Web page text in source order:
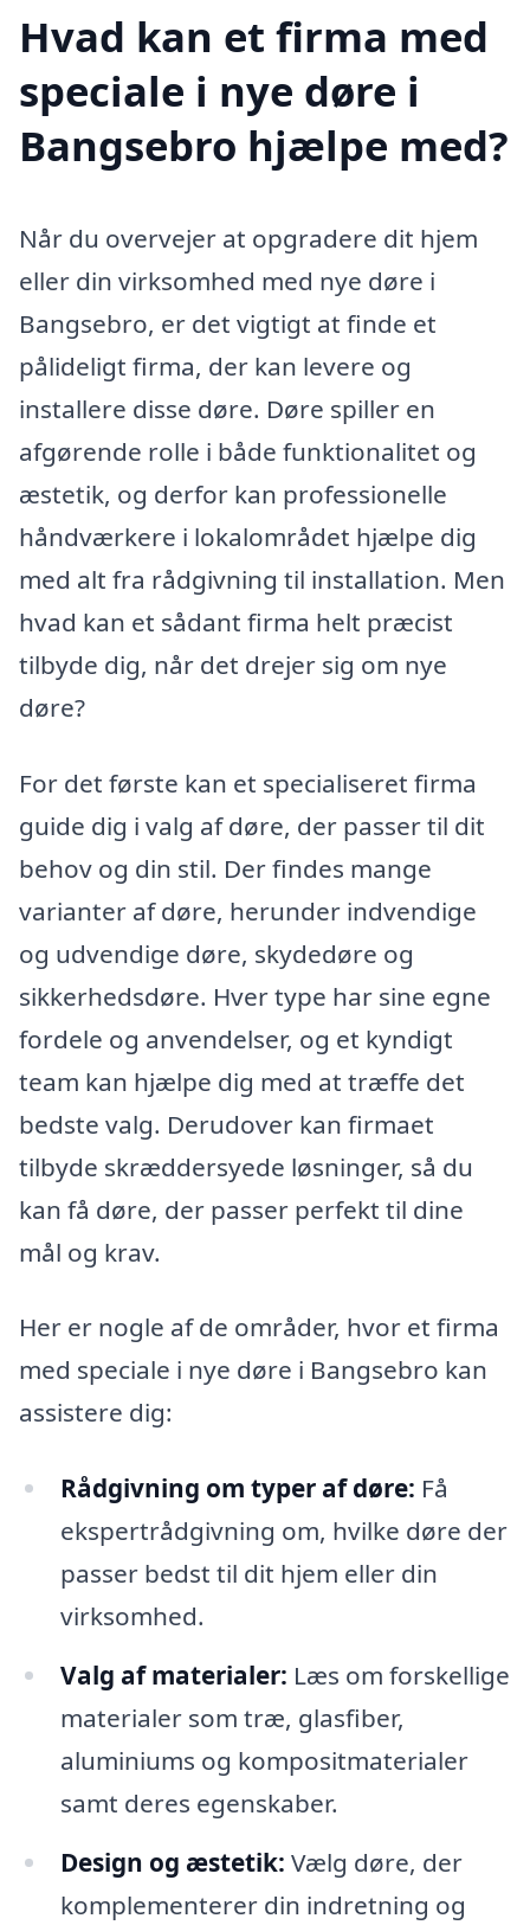
Hvad kan et firma med
speciale i nye døre i
Bangsebro hjælpe med?
Når du overvejer at opgradere dit hjem
eller din virksomhed med nye døre i
Bangsebro, er det vigtigt at finde et
pålideligt firma, der kan levere og
installere disse døre. Døre spiller en
afgørende rolle i både funktionalitet og
æstetik, og derfor kan professionelle
håndværkere i lokalområdet hjælpe dig
med alt fra rådgivning til installation. Men
hvad kan et sådant firma helt præcist
tilbyde dig, når det drejer sig om nye
døre?
For det første kan et specialiseret firma
guide dig i valg af døre, der passer til dit
behov og din stil. Der findes mange
varianter af døre, herunder indvendige
og udvendige døre, skydedøre og
sikkerhedsdøre. Hver type har sine egne
fordele og anvendelser, og et kyndigt
team kan hjælpe dig med at træffe det
bedste valg. Derudover kan firmaet
tilbyde skræddersyede løsninger, så du
kan få døre, der passer perfekt til dine
mål og krav.
Her er nogle af de områder, hvor et firma
med speciale i nye døre i Bangsebro kan
assistere dig:
Rådgivning om typer af døre: Få
ekspertrådgivning om, hvilke døre der
passer bedst til dit hjem eller din
virksomhed.
Valg af materialer: Læs om forskellige
materialer som træ, glasfiber,
aluminiums og kompositmaterialer
samt deres egenskaber.
Design og æstetik: Vælg døre, der
komplementerer din indretning og